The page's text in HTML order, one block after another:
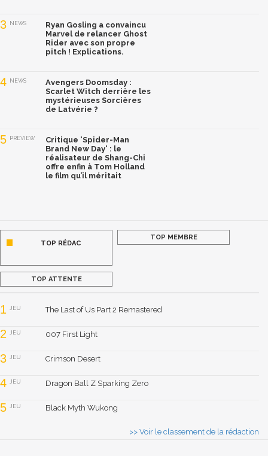
3 NEWS
Ryan Gosling a convaincu
Marvel de relancer Ghost
Rider avec son propre
pitch ! Explications.
4 NEWS
Avengers Doomsday :
Scarlet Witch derrière les
mystérieuses Sorcières
de Latvérie ?
5 PREVIEW
Critique 'Spider-Man
Brand New Day' : le
réalisateur de Shang-Chi
offre enfin à Tom Holland
le film qu’il méritait
TOP RÉDAC
TOP MEMBRE
TOP ATTENTE
1 JEU The Last of Us Part 2 Remastered
2 JEU 007 First Light
3 JEU Crimson Desert
4 JEU Dragon Ball Z Sparking Zero
5 JEU Black Myth Wukong
>> Voir le classement de la rédaction